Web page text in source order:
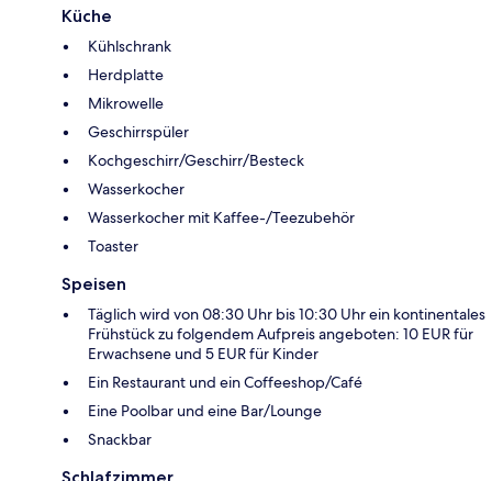
Küche
Kühlschrank
Herdplatte
Mikrowelle
Geschirrspüler
Kochgeschirr/Geschirr/Besteck
Wasserkocher
Wasserkocher mit Kaffee-/Teezubehör
Toaster
Speisen
Täglich wird von 08:30 Uhr bis 10:30 Uhr ein kontinentales
Frühstück zu folgendem Aufpreis angeboten: 10 EUR für
Erwachsene und 5 EUR für Kinder
Ein Restaurant und ein Coffeeshop/Café
Eine Poolbar und eine Bar/Lounge
Snackbar